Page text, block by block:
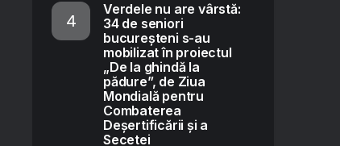
Verdele nu are vârstă:
34 de seniori
bucureșteni s-au
mobilizat în proiectul
„De la ghindă la
pădure”, de Ziua
Mondială pentru
Combaterea
Deșertificării și a
Secetei